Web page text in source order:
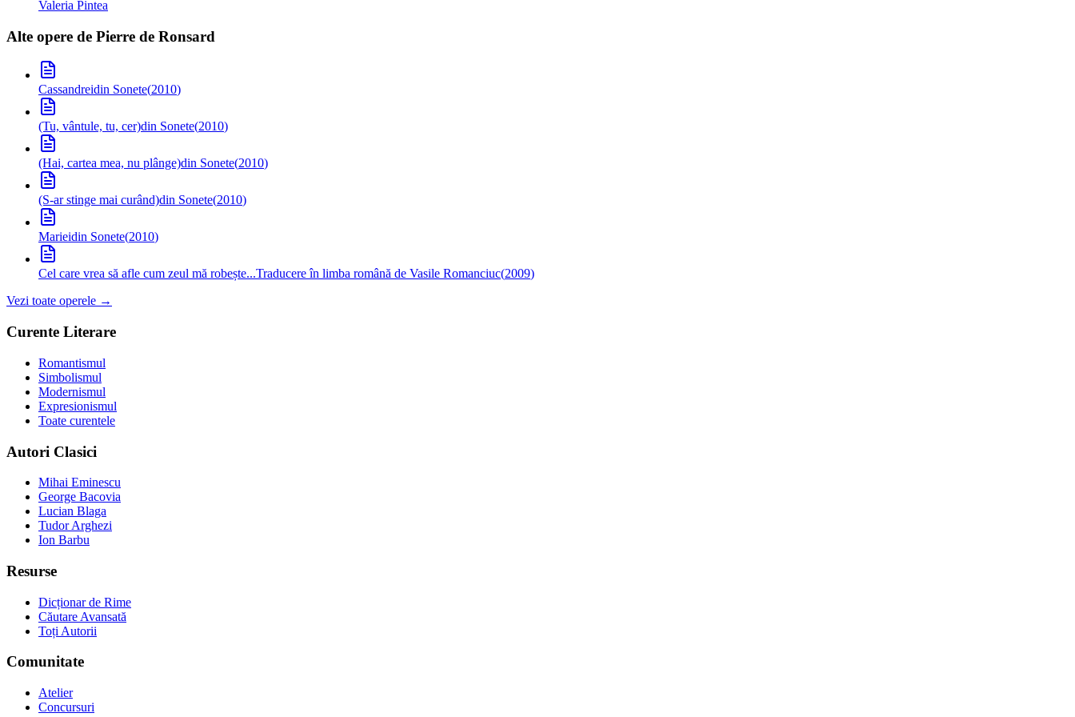
Valeria Pintea
Alte opere de Pierre de Ronsard
Cassandreidin Sonete(2010)
(Tu, vântule, tu, cer)din Sonete(2010)
(Hai, cartea mea, nu plânge)din Sonete(2010)
(S-ar stinge mai curând)din Sonete(2010)
Marieidin Sonete(2010)
Cel care vrea să afle cum zeul mă robește...Traducere în limba română de Vasile Romanciuc(2009)
Vezi toate operele →
Curente Literare
Romantismul
Simbolismul
Modernismul
Expresionismul
Toate curentele
Autori Clasici
Mihai Eminescu
George Bacovia
Lucian Blaga
Tudor Arghezi
Ion Barbu
Resurse
Dicționar de Rime
Căutare Avansată
Toți Autorii
Comunitate
Atelier
Concursuri